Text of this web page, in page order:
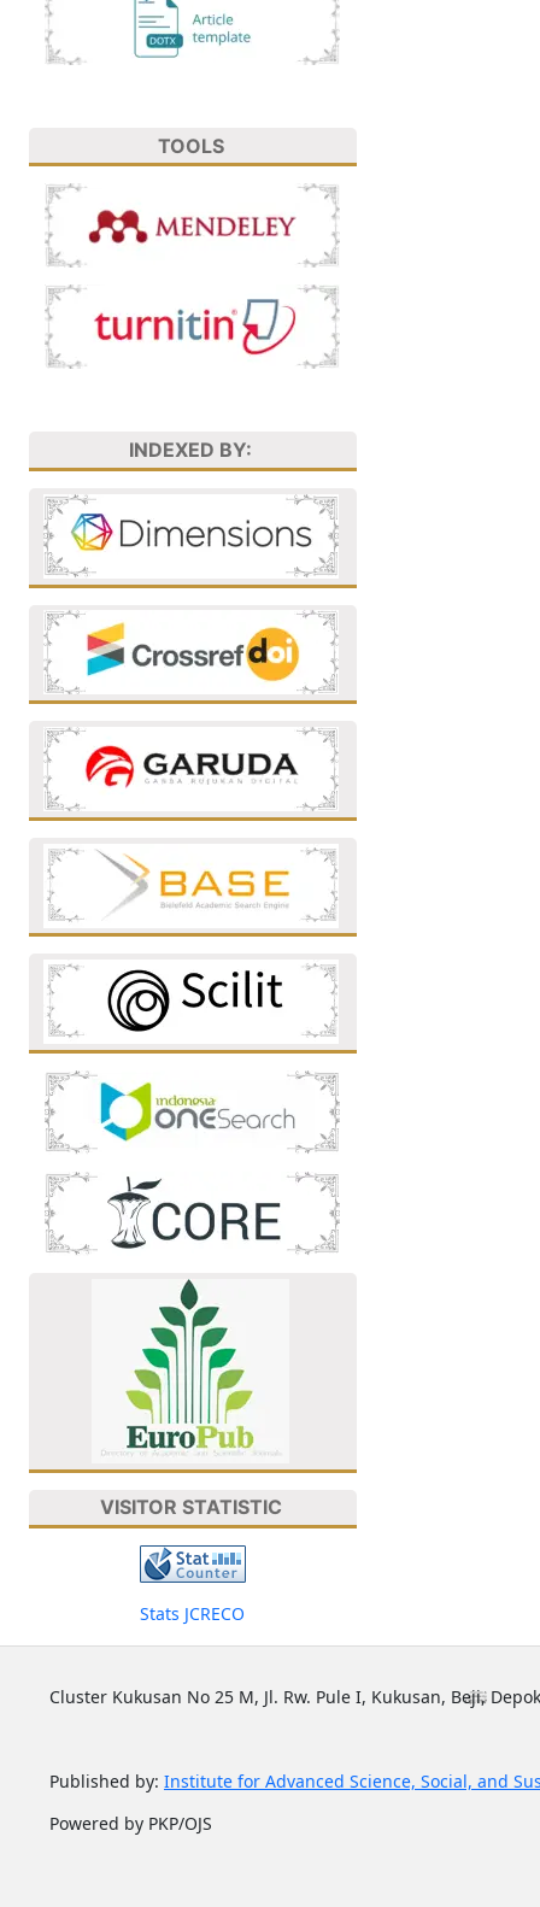
TOOLS
INDEXED BY:
VISITOR STATISTIC
Stats JCRECO
Cluster Kukusan No 25 M, Jl. Rw. Pule I, Kukusan, Beji,
Published by: Institute for Advanced Science, Social, and
Powered by PKP/OJS